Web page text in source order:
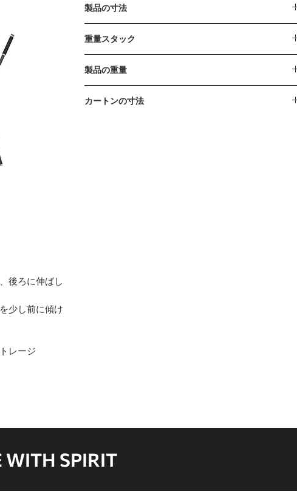
後ろに伸ばし
少し前に傾け
レージ
製品の寸法
重量スタック
*増分重量：5ポンド
製品の重量
カートンの寸法
WITH SPIRIT